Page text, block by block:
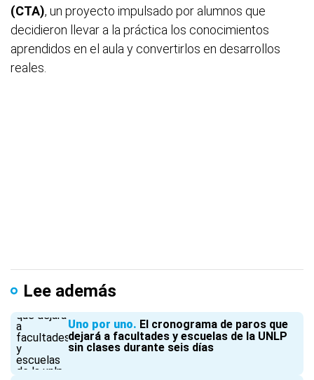
(CTA), un proyecto impulsado por alumnos que
decidieron llevar a la práctica los conocimientos
aprendidos en el aula y convertirlos en desarrollos
reales.
Lee además
Uno por uno El cronograma de paros que
dejará a facultades y escuelas de la UNLP
sin clases durante seis días